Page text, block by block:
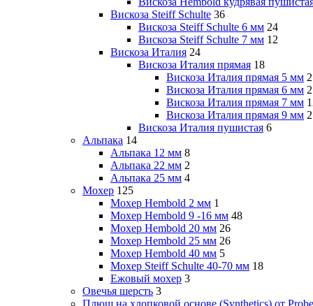
Вискоза Steiff Schulte 36
Вискоза Steiff Schulte 6 мм 24
Вискоза Steiff Schulte 7 мм 12
Вискоза Италия 24
Вискоза Италия прямая 18
Вискоза Италия прямая 5 мм 2
Вискоза Италия прямая 6 мм 2
Вискоза Италия прямая 7 мм
Вискоза Италия прямая 9 мм 2
Вискоза Италия пушистая 6
Альпака 14
Альпака 12 мм 8
Альпака 22 мм 2
Альпака 25 мм 4
Мохер 125
Мохер Hembold 2 мм 1
Мохер Hembold 9 -16 мм 48
Мохер Hembold 20 мм 26
Мохер Hembold 25 мм 26
Мохер Hembold 40 мм 5
Мохер Steiff Schulte 40-70 мм 18
Ежовый мохер 3
Овечья шерсть 3